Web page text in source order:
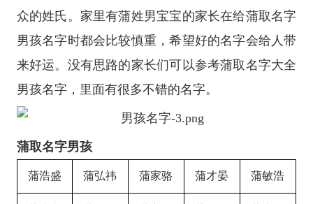
众的姓氏。家里有蒲姓男宝宝的家长在给蒲取名字
男孩名字时都会比较慎重，希望好的名字会给人带
来好运。没有思路的家长们可以参考蒲取名字大全
男孩名字，里面有很多不错的名字。
蒲取名字男孩
蒲浩盛 蒲弘祎 蒲家骆 蒲才晏 蒲敏浩